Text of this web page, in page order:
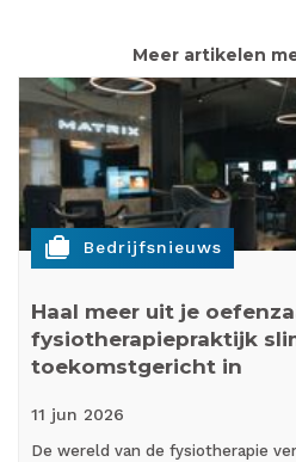
Meer artikelen
cases Bedrijfsnieuws
Haal meer uit je
fysiotherapiepraktijk
toekomstgericht in
11 jun 2026
De wereld van de fysiotherapie